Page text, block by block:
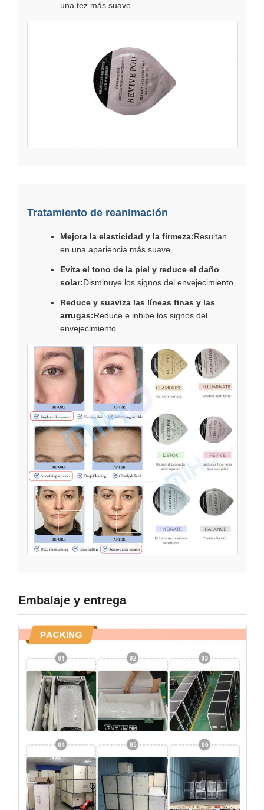
una tez más suave.
Tratamiento de reanimación
Mejora la elasticidad y la firmeza:Resultan
en una apariencia más suave.
Evita el tono de la piel y reduce el daño
solar:Disminuye los signos del envejecimiento.
Reduce y suaviza las líneas finas y las
arrugas:Reduce e inhibe los signos del
envejecimiento.
Embalaje y entrega